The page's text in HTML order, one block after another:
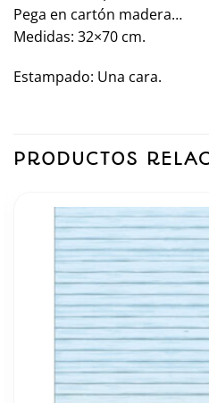
Pega en cartón madera…
Medidas: 32×70 cm.
Estampado: Una cara.
PRODUCTOS